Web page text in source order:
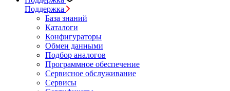
Поддержка
База знаний
Каталоги
Конфигураторы
Обмен данными
Подбор аналогов
Программное обеспечение
Сервисное обслуживание
Сервисы